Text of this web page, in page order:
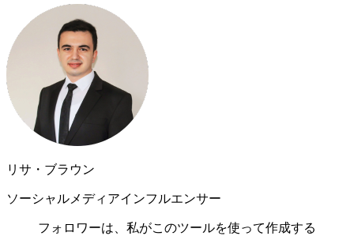
リサ・ブラウン
ソーシャルメディアインフルエンサー
フォロワーは、私がこのツールを使って作成する